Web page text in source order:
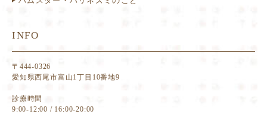
INFO
〒444-0326
愛知県西尾市富山1丁目10番地9
診療時間
9:00-12:00 / 16:00-20:00